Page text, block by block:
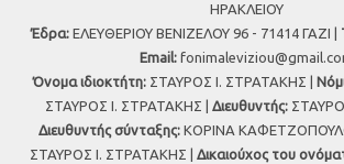
ΗΡΑΚΛΕΙΟΥ
Έδρα: ΕΛΕΥΘΕΡΙΟΥ ΒΕΝΙΖΕΛΟΥ 96 - 71414 ΓΑΖΙ |
Εmail:
Όνομα ιδιοκτήτη: ΣΤΑΥΡΟΣ Ι. ΣΤΡΑΤΑΚΗΣ |
ΣΤΑΥΡΟΣ Ι. ΣΤΡΑΤΑΚΗΣ | Διευθυντής:
Διευθυντής σύνταξης:ΚΟΡΙΝΑ
ΣΤΑΥΡΟΣ Ι. ΣΤΡΑΤΑΚΗΣ | Δικαιούχος του